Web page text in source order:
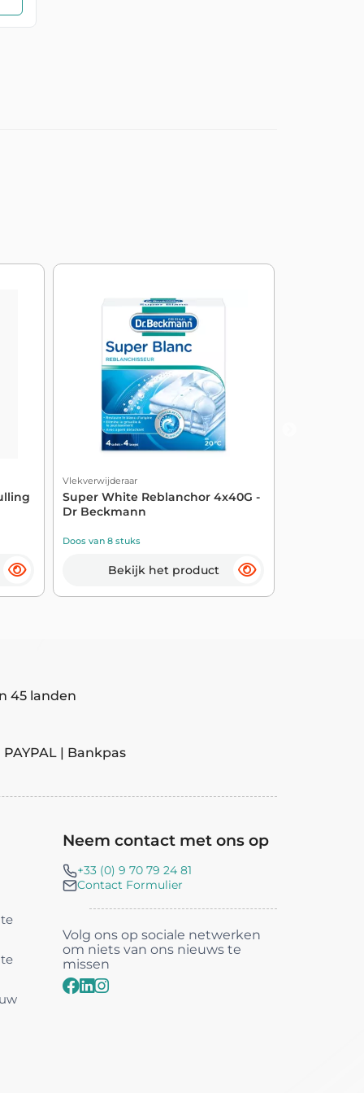
Vlekverwijderaar
Super White Reblanchor 4x40G -
Dr Beckmann
Doos van 8 stuks
Bekijk het product
45 landen
| Bankpas
Neem contact met ons op
+33 (0) 9 70 79 24 81
Contact Formulier
Volg ons op sociale netwerken
om niets van ons nieuws te
missen